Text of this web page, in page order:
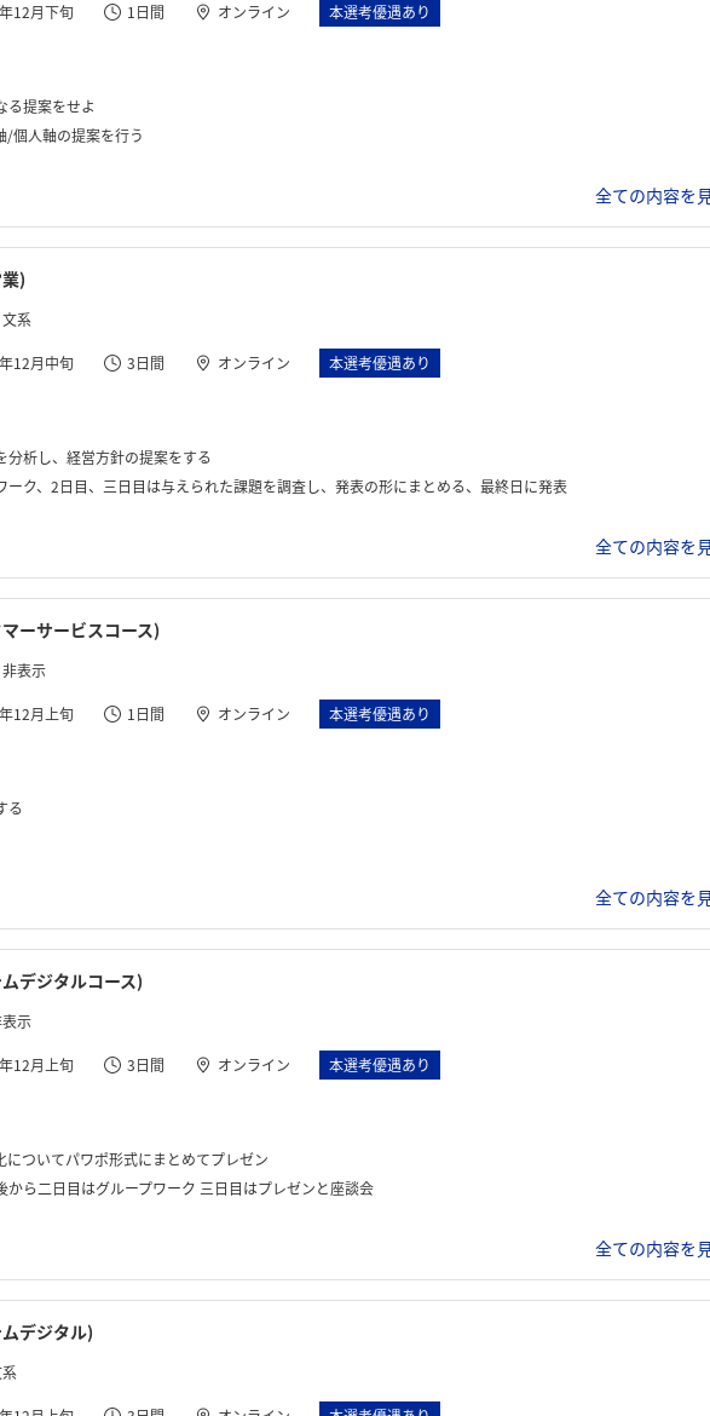
12月下旬 1日間 オンライン 本選考優遇あり
る提案をせよ
/個人軸の提案を行う
全ての内容を
)
系
12月中旬 3日間 オンライン 本選考優遇あり
分析し、経営方針の提案をする
ーク、2日目、三日目は与えられた課題を調査し、発表の形にまとめる、最終日に発表
全ての内容を
ーサービスコース)
表示
12月上旬 1日間 オンライン 本選考優遇あり
る
全ての内容を
デジタルコース)
示
12月上旬 3日間 オンライン 本選考優遇あり
ついてパワポ形式にまとめてプレゼン
ら二日目はグループワーク 三日目はプレゼンと座談会
全ての内容を
デジタル)